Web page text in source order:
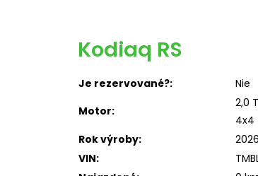
Kodiaq RS
Je rezervované?:
Nie
Motor:
2,0
4x4
Rok výroby:
2026
VIN: